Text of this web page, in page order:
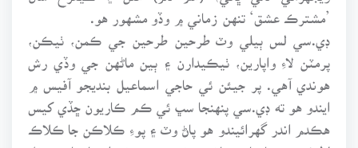
’مشترڪ عشق‘ تنهن زماني ۾ وڏو مشهور هو.
ڊي.سي لس ٻيلي وٽ طرحين طرحين جي ڪمن، ٺيڪن،
پرمٽن لاءِ واپارين، ٺيڪيدارن ۽ ٻين ماڻهن جي وڏي رش
هوندي آهي. پر جيئن ئي حاجي اسماعيل بنديجو آفيس ۾
ايندو هو ته ڊي.سي پنهنجا سڀ ئي ڪم ڪاريون ڇڏي کيس
هڪدم اندر گهرائيندو هو پاڻ وٽ ۽ پوءِ ڪلاڪن جا ڪلاڪ
لطيف رح جا عاشق پاڻ ۾ ڪچهريون ڪندا هئا. ٻاهر ويٺل